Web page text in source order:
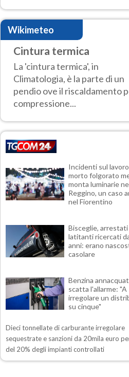
al Nord mentre altrove
40 gradi.
Wikimeteo
Cintura termica
La 'cintura termica', in
Climatologia, è la parte di un
pendio ove il riscaldamento
compressione...
Incidenti sul
morto folgorato
monta luminarie
Reggino, un caso
nel Fiorentino
Bisceglie,
latitanti ricercati
anni: erano
casolare
Benzina
scatta l'allarme: "A
irregolare un
su cinque"
Dieci tonnellate di carburante irregolare
sequestrate e sanzioni da 20mila euro
del 20% degli impianti controllati